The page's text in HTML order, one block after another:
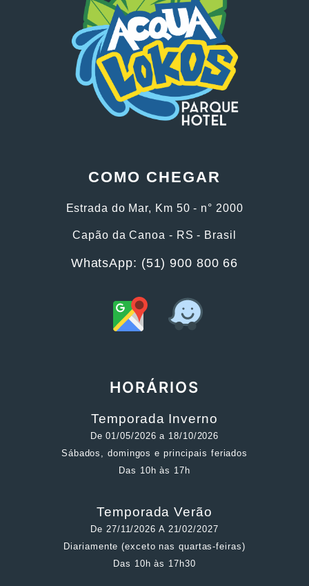
COMO CHEGAR
Estrada do Mar, Km 50 - n° 2000
Capão da Canoa - RS - Brasil
WhatsApp: (51) 900 800 66
HORÁRIOS
Temporada Inverno
De 01/05/2026 a 18/10/2026
Sábados, domingos e principais feriados
Das 10h às 17h
Temporada Verão
De 27/11/2026 A 21/02/2027
Diariamente (exceto nas quartas-feiras)
Das 10h às 17h30